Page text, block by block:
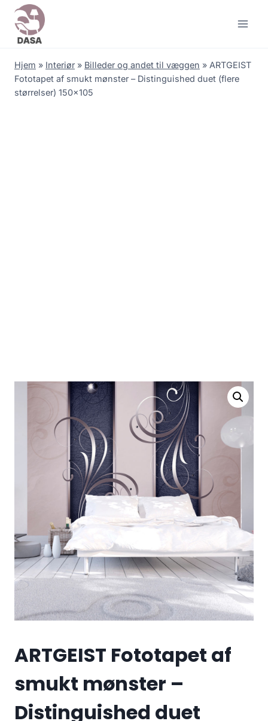
Skip
content
Hjem » Interiør » Billeder og andet til væggen » ARTGEIST
Fototapet af smukt mønster – Distinguished duet (flere
størrelser) 150×105
ARTGEIST Fototapet af
smukt mønster –
Distinguished duet